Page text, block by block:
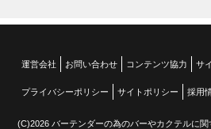
運営会社 お問い合わせ コンテンツ協力 サ
プライバシーポリシー サイトポリシー 採用
(C)2026 バーテンダーの為のバーやカクテルに